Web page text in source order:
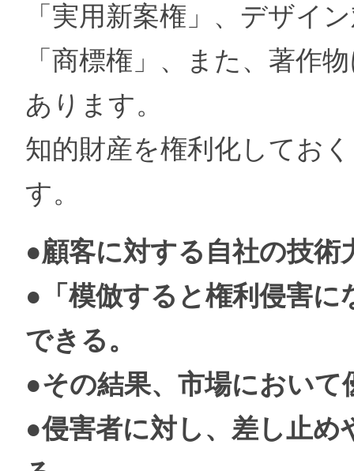
「実用新案権」、デザイ
「商標権」、また、著作
あります。
知的財産を権利化してお
す。
●顧客に対する自社の技
●「模倣すると権利侵害
できる。
●その結果、市場において
●侵害者に対し、差し止